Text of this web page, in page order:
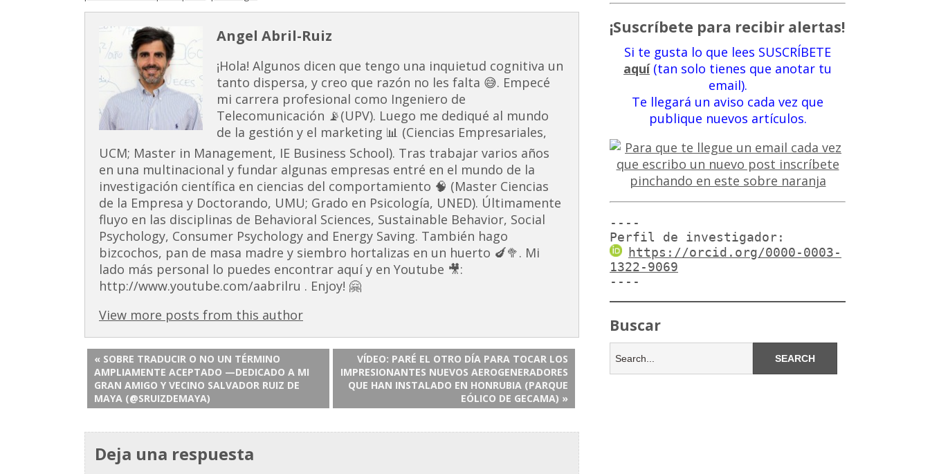
Angel Abril-Ruiz
¡Hola! Algunos dicen que tengo una inquietud cognitiva un
tanto dispersa, y creo que razón no les falta 😅. Empecé
mi carrera profesional como Ingeniero de
Telecomunicación 📡(UPV). Luego me dediqué al mundo
de la gestión y el marketing 📊 (Ciencias Empresariales,
UCM; Master in Management, IE Business School). Tras trabajar varios años
en una multinacional y fundar algunas empresas entré en el mundo de la
investigación científica en ciencias del comportamiento 🧠 (Master Ciencias
de la Empresa y Doctorando, UMU; Grado en Psicología, UNED). Últimamente
fluyo en las disciplinas de Behavioral Sciences, Sustainable Behavior, Social
Psychology, Consumer Psychology and Energy Saving. También hago
bizcochos, pan de masa madre y siembro hortalizas en un huerto 🍆🥦. Mi
lado más personal lo puedes encontrar aquí y en Youtube 🎥:
http://www.youtube.com/aabrilru . Enjoy! 🤗
View more posts from this author
« SOBRE TRADUCIR O NO UN TÉRMINO
AMPLIAMENTE ACEPTADO —DEDICADO A MI
GRAN AMIGO Y VECINO SALVADOR RUIZ DE
MAYA (@SRUIZDEMAYA)
VÍDEO: PARÉ EL OTRO DÍA PARA TOCAR LOS
IMPRESIONANTES NUEVOS AEROGENERADORES
QUE HAN INSTALADO EN HONRUBIA (PARQUE
EÓLICO DE GECAMA) »
Deja una respuesta
¡Suscríbete para recibir alertas!
Si te gusta lo que lees SUSCRÍBETE
aquí(tan solo tienes que anotar tu
email).
Te llegará un aviso cada vez que
publique nuevos artículos.
----
Perfil de investigador:
https://orcid.org/0000-0003-
1322-9069
----
Buscar